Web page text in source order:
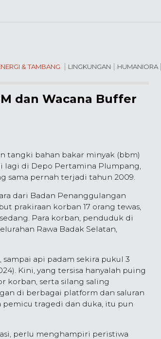
& TAMBANG LINGKUNGAN HUMANIORA
dan Wacana Buffer
tangki bahan bakar minyak (bbm)
lagi di Depo Pertamina Plumpang,
sama pernah terjadi tahun 2009.
dari Badan Penanggulangan
prakiraan korban 17 orang tewas,
Para korban, penduduk di
Rawa Badak Selatan,
api padam sekira pukul 3
Kini, yang tersisa hanyalah puing
korban, serta silang saling
di berbagai platform dan saluran
pemicu tragedi dan duka, itu pun
perlu menghampiri peristiwa